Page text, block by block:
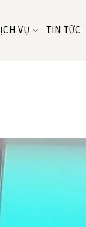
VỤ TIN TỨC